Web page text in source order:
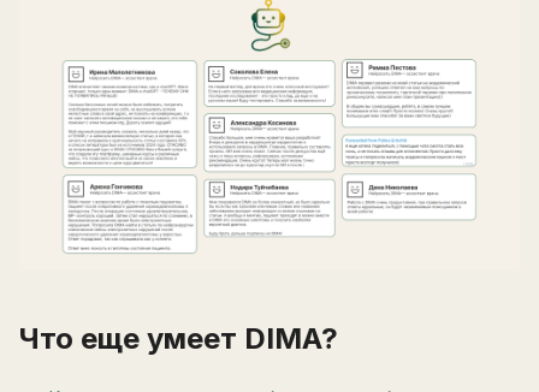
Написать в поддержку
Имя
Email
минимум 10 символов
Отправить
Что еще умеет DIMA?
Зарегистрируйтесь
ПОЛУЧИТЕ БЕСПЛАТНЫЙ
Перейти на страницу регистрации